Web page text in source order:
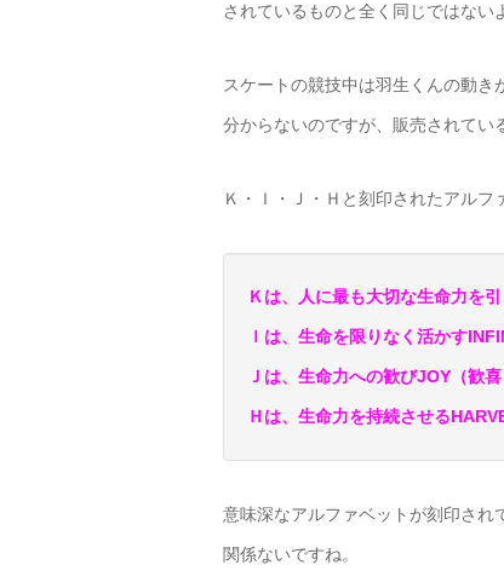
されているものと全く同じではない
スケートの競技中は羽生くんの動
分からないのですが、販売されてい
Ｋ・Ｉ・Ｊ・Ｈと刻印されたアルフ
Ｋは、人に最も大切な生命力を引
Ｉは、生命を限りなく活かす
Ｊは、生命力への歓びJOY（歓喜
Ｈは、生命力を持続させる
意味深なアルファベットが刻印され
関係ないですね。